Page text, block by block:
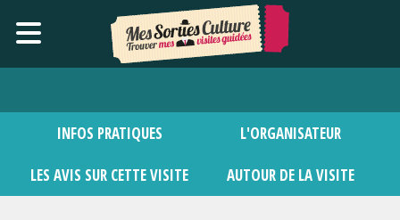
INFOS PRATIQUES L'ORGANISATEUR
LES AVIS SUR CETTE VISITE AUTOUR DE LA VISITE